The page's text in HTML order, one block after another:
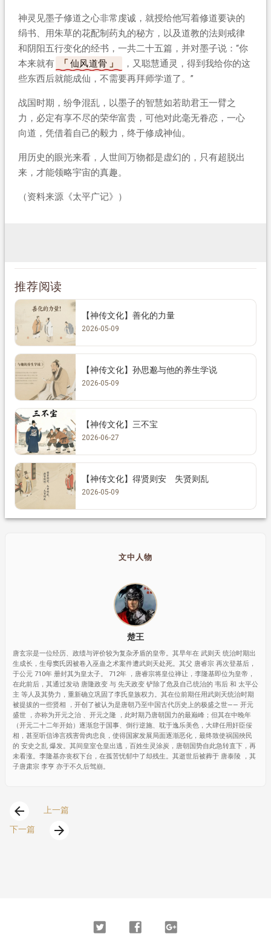
神灵见墨子修道之心非常虔诚，就授给他写着修道要诀的
绢书、用朱草的花配制药丸的秘方，以及道教的法则戒律
和阴阳五行变化的经书，一共二十五篇，并对墨子说：“你
本来就有
仙风道骨
，又聪慧通灵，得到我给你的这
些东西后就能成仙，不需要再拜师学道了。”
战国时期，纷争混乱，以墨子的智慧如若助君王一臂之
力，必定有享不尽的荣华富贵，可他对此毫无眷恋，一心
向道，凭借着自己的毅力，终于修成神仙。
用历史的眼光来看，人世间万物都是虚幻的，只有超脱出
来，才能领略宇宙的真趣。
（资料来源《太平广记》）
推荐阅读
【神传文化】善化的力量
2026-05-09
【神传文化】孙思邈与他的养生学说
2026-05-09
【神传文化】三不宝
2026-06-27
【神传文化】得贤则安 失贤则乱
2026-05-09
文中人物
楚王
唐玄宗是一位经历、政绩与评价较为复杂矛盾的皇帝。其早年在 武则天 统治时期出
生成长，生母窦氏因被卷入巫蛊之术案件遭武则天处死。其父 唐睿宗 再次登基后，
于公元 710年 册封其为皇太子。 712年 ，唐睿宗将皇位禅让，李隆基即位为皇帝，
在此前后，其通过发动 唐隆政变 与 先天政变 铲除了危及自己统治的 韦后 和 太平公
主 等人及其势力，重新确立巩固了李氏皇族权力。其在位前期任用武则天统治时期
被提拔的一些贤相 ，开创了被认为是唐朝乃至中国古代历史上的极盛之世—— 开元
盛世 ，亦称为开元之治 、开元之隆 ，此时期乃唐朝国力的最巅峰；但其在中晚年
（开元二十二年开始）逐渐怠于国事、倒行逆施、耽于逸乐美色，大肆任用奸臣佞
相，甚至听信谗言残害骨肉忠良，使得国家发展局面逐渐恶化，最终致使祸国殃民
的 安史之乱 爆发。其间皇室仓皇出逃，百姓生灵涂炭，唐朝国势自此急转直下，再
未看涨。李隆基亦丧权下台，在孤苦忧郁中了却残生。其逝世后被葬于 唐泰陵 ，其
子唐肃宗 李亨 亦于不久后驾崩。
arrow_back
上一篇
下一篇
arrow_forward
Twitter FacebookGoogle